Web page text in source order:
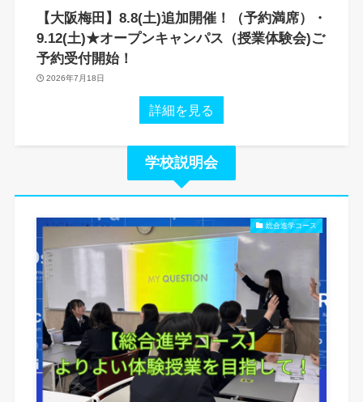
【大阪梅田】8.8(土)追加開催！（予約満席）・
9.12(土)★オープンキャンパス（授業体験会)ご
予約受付開始！
2026年7月18日
詳細を見る
学校説明会
総合進学コース